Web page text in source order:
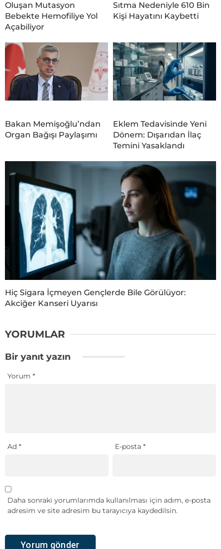
Oluşan Mutasyon
Bebekte Hemofiliye Yol
Açabiliyor
Sıtma Nedeniyle 610 Bin
Kişi Hayatını Kaybetti
Bakan Memişoğlu’ndan
Organ Bağışı Paylaşımı
Eklem Tedavisinde Yeni
Dönem: Dışarıdan İlaç
Temini Yasaklandı
Hiç Sigara İçmeyen Gençlerde Bile Görülüyor:
Akciğer Kanseri Uyarısı
YORUMLAR
Bir yanıt yazın
Yorum *
Ad * E-posta*
Daha sonraki yorumlarımda kullanılması için adım, e-posta
adresim ve site adresim bu tarayıcıya kaydedilsin.